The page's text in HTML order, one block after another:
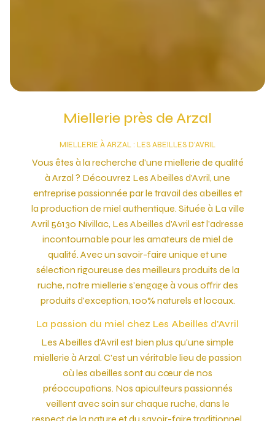
Miellerie près de Arzal
MIELLERIE À ARZAL : LES ABEILLES D'AVRIL
Vous êtes à la recherche d'une miellerie de qualité
à Arzal ? Découvrez Les Abeilles d'Avril, une
entreprise passionnée par le travail des abeilles et
la production de miel authentique. Située à La ville
Avril 56130 Nivillac, Les Abeilles d'Avril est l'adresse
incontournable pour les amateurs de miel de
qualité. Avec un savoir-faire unique et une
sélection rigoureuse des meilleurs produits de la
ruche, notre miellerie s'engage à vous offrir des
produits d'exception, 100% naturels et locaux.
La passion du miel chez Les Abeilles d'Avril
Les Abeilles d'Avril est bien plus qu'une simple
miellerie à Arzal. C'est un véritable lieu de passion
où les abeilles sont au cœur de nos
préoccupations. Nos apiculteurs passionnés
veillent avec soin sur chaque ruche, dans le